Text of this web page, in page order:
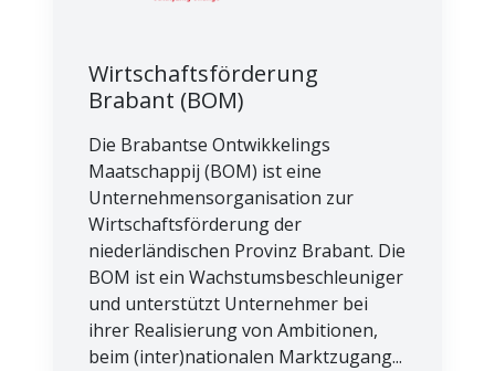
Wirtschaftsförderung
Brabant (BOM)
Die Brabantse Ontwikkelings
Maatschappij (BOM) ist eine
Unternehmensorganisation zur
Wirtschaftsförderung der
niederländischen Provinz Brabant. Die
BOM ist ein Wachstumsbeschleuniger
und unterstützt Unternehmer bei
ihrer Realisierung von Ambitionen,
beim (inter)nationalen Marktzugang...